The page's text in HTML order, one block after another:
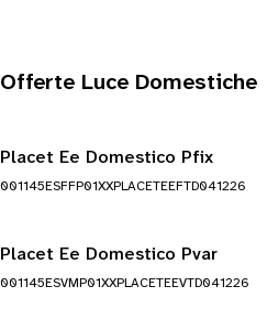
Offerte Luce Domestiche
Placet Ee Domestico Pfix
001145ESFFP01XXPLACETEEFTD041226
Placet Ee Domestico Pvar
001145ESVMP01XXPLACETEEVTD041226